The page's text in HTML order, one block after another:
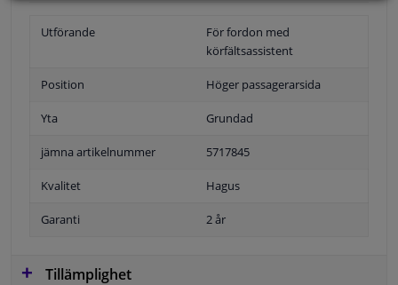
Utförande
För fordon med
körfältsassistent
Position Höger passagerarsida
Yta Grundad
jämna artikelnummer 5717845
Kvalitet Hagus
Garanti 2 år
Tillämplighet